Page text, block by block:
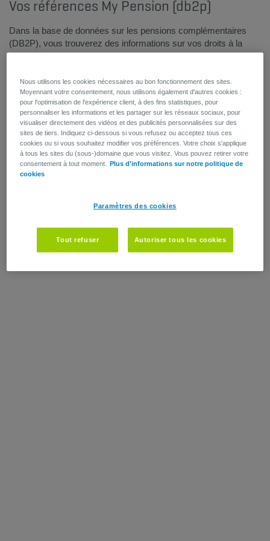
Vos références My Pension (db2p)
Dans la base de données sur les pensions complémentaires
(DB2P), vous trouverez des informations sur vos droits à la
pension complémentaire acquis en tant qu'employé et travailleur
Les 15 derniers chiffres de votre référence My pension se
réfèrent à AG Insurance.
Nous utilisons les cookies nécessaires au bon fonctionnement des sites.
Moyennant votre consentement, nous utilisons également d'autres cookies :
pour l'optimisation de l'expérience client, à des fins statistiques, pour
personnaliser les informations et les partager sur les réseaux sociaux, pour
visualiser directement des vidéos et des publicités personnalisées sur des
sites de tiers. Indiquez ci-dessous si vous refusez ou acceptez tous ces
cookies ou si vous souhaitez modifier vos préférences. Votre choix s'applique
à tous les sites du (sous-)domaine que vous visitez. Vous pouvez retirer votre
consentement à tout moment.
Plus d'informations sur notre politique de
cookies
Paramètres des cookies
Tout refuser Autoriser tous les cookies